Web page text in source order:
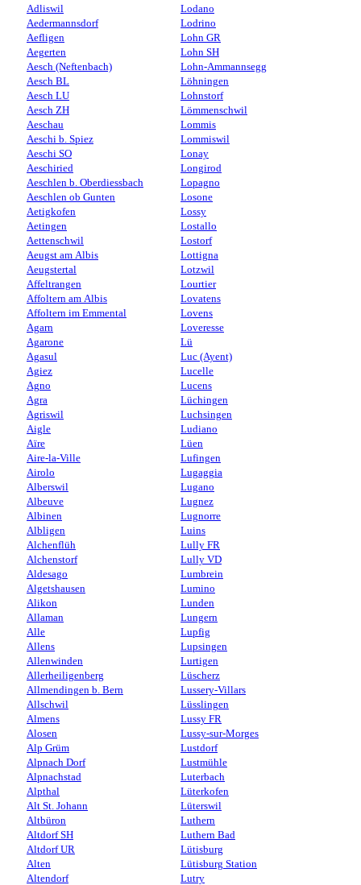
Adliswil
Aedermannsdorf
Aefligen
Aegerten
Aesch (Neftenbach)
Aesch BL
Aesch LU
Aesch ZH
Aeschau
Aeschi b. Spiez
Aeschi SO
Aeschiried
Aeschlen b. Oberdiessbach
Aeschlen ob Gunten
Aetigkofen
Aetingen
Aettenschwil
Aeugst am Albis
Aeugstertal
Affeltrangen
Affoltern am Albis
Affoltern im Emmental
Agarn
Agarone
Agasul
Agiez
Agno
Agra
Agriswil
Aigle
Aïre
Aire-la-Ville
Airolo
Alberswil
Albeuve
Albinen
Albligen
Alchenflüh
Alchenstorf
Aldesago
Algetshausen
Alikon
Allaman
Alle
Allens
Allenwinden
Allerheiligenberg
Allmendingen b. Bern
Allschwil
Almens
Alosen
Alp Grüm
Alpnach Dorf
Alpnachstad
Alpthal
Alt St. Johann
Altbüron
Altdorf SH
Altdorf UR
Alten
Altendorf
Lodano
Lodrino
Lohn GR
Lohn SH
Lohn-Ammannsegg
Löhningen
Lohnstorf
Lömmenschwil
Lommis
Lommiswil
Lonay
Longirod
Lopagno
Losone
Lossy
Lostallo
Lostorf
Lottigna
Lotzwil
Lourtier
Lovatens
Lovens
Loveresse
Lü
Luc (Ayent)
Lucelle
Lucens
Lüchingen
Luchsingen
Ludiano
Lüen
Lufingen
Lugaggia
Lugano
Lugnez
Lugnorre
Luins
Lully FR
Lully VD
Lumbrein
Lumino
Lunden
Lungern
Lupfig
Lupsingen
Lurtigen
Lüscherz
Lussery-Villars
Lüsslingen
Lussy FR
Lussy-sur-Morges
Lustdorf
Lustmühle
Luterbach
Lüterkofen
Lüterswil
Luthern
Luthern Bad
Lütisburg
Lütisburg Station
Lutry